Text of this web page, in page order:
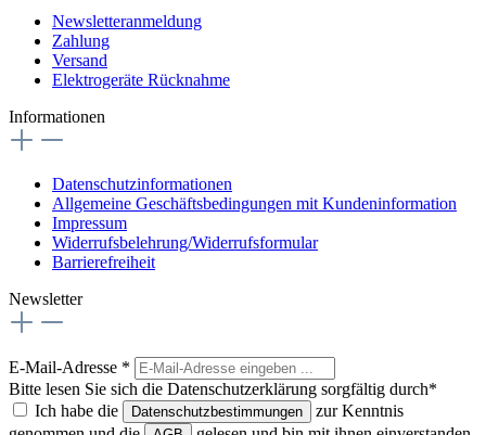
Newsletteranmeldung
Zahlung
Versand
Elektrogeräte Rücknahme
Informationen
Datenschutzinformationen
Allgemeine Geschäftsbedingungen mit Kundeninformation
Impressum
Widerrufsbelehrung/Widerrufsformular
Barrierefreiheit
Newsletter
E-Mail-Adresse *
Bitte lesen Sie sich die Datenschutzerklärung sorgfältig durch*
Ich habe die
Datenschutzbestimmungen
zur Kenntnis